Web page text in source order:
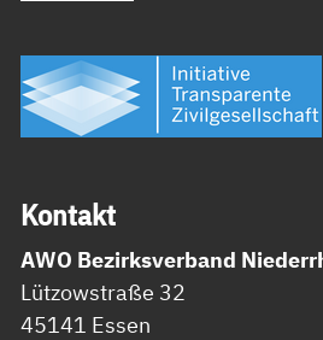
Kon­takt
AWO Bezirksverband
Lützowstraße 32
45141 Essen